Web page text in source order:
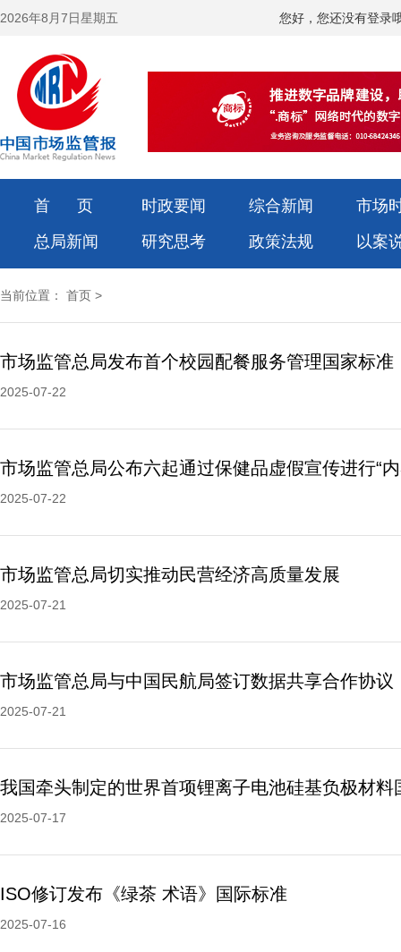
2026年8月7日星期五 您好，您还没有登录
首 页 时政要闻 综合新闻
市场
总局新闻
研究思考 政策法规 以案
当前位置： 首页 >
市场监管总局发布首个校园配餐服务管理国家标准
2025-07-22
2025-07-22
市场监管总局切实推动民营经济高质量发展
2025-07-21
市场监管总局与中国民航局签订数据共享合作协议
2025-07-21
我国牵头制定的世界首项锂离子电池硅基负极材料
2025-07-17
ISO修订发布《绿茶 术语》国际标准
2025-07-16